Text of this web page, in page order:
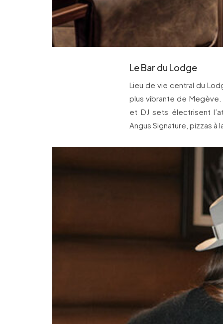
Le Bar du Lodge
Lieu de vie central du
plus vibrante de
et DJ sets électrisent
Angus Signature, pizzas